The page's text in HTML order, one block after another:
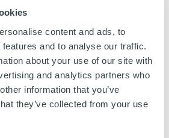
content and ads, to
and to analyse our traffic.
about your use of our site with
and analytics partners who
information that you’ve
they’ve collected from your use
Capital, où il a travaillé
Avant de rejoindre Ardian, il a
un bailleur de fonds
Royaume-Uni, où il était
pour leur activité de gestion
responsabilité de développer
la plate-forme technologique,